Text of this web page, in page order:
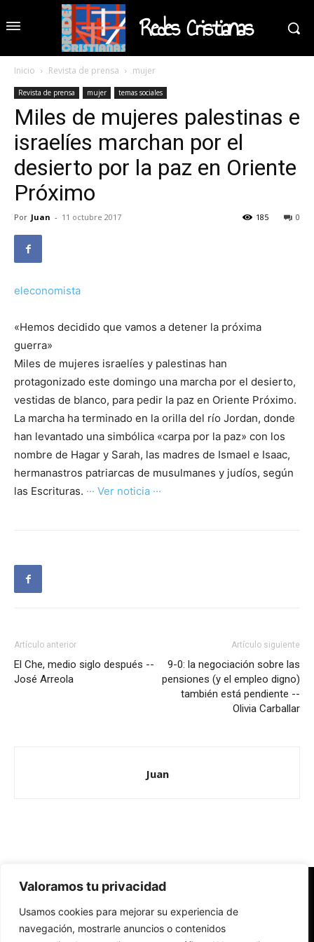
Valoramos tu privacidad
Usamos cookies para mejorar su experiencia de
navegación, mostrarle anuncios o contenidos
Redes Cristianas
Inicio Revista de prensa mujer
Revista de prensa mujer temas sociales
Miles de mujeres palestinas e
israelíes marchan por el
desierto por la paz en Oriente
Próximo
Por Juan - 11 octubre 2017 0
185
eleconomista
«Hemos decidido que vamos a detener la próxima
guerra»
Miles de mujeres israelíes y palestinas han
protagonizado este domingo una marcha por el desierto,
vestidas de blanco, para pedir la paz en Oriente Próximo.
La marcha ha terminado en la orilla del río Jordan, donde
han levantado una simbólica «carpa por la paz» con los
nombre de Hagar y Sarah, las madres de Ismael e Isaac,
hermanastros patriarcas de musulmanes y judíos, según
las Escrituras. ··· Ver noticia ···
Artículo anterior
El Che, medio siglo después --
José Arreola
Artículo siguiente
9-0: la negociación sobre las
pensiones (y el empleo digno)
también está pendiente --
Olivia Carballar
Juan
Redes Cristianas
Una mirada alternativa sobre la Iglesia católica y la sociedad
- Colectivos de Redes Cristianas